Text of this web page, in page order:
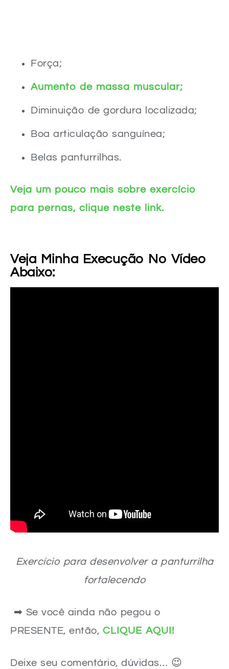
Força;
Aumento de massa muscular;
Diminuição de gordura localizada;
Boa articulação sanguínea;
Belas panturrilhas.
Veja um pouco mais sobre exercício
para pernas, clique neste link.
Veja Minha Execução No Vídeo
Abaixo:
Exercício para desenvolver a panturrilha
fortalecendo
➡ Se você ainda não pegou o
PRESENTE, então, CLIQUE AQUI!
Deixe seu comentário, dúvidas… 😉